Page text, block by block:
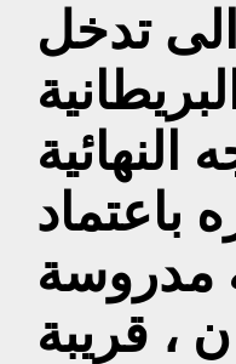
تدخل
النهائية
باعتماد
مدروسة
، قريبة